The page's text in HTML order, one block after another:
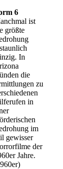
6
ist
größte
In
die
zu
in
im
gewisser
der
Jahre.